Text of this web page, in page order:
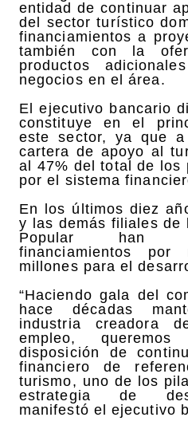
entidad de continuar
del sector turístico
financiamientos a
también con la
productos
negocios en el área.
El ejecutivo bancario
constituye en el
este sector, ya que
cartera de apoyo al
al 47% del total de los
por el sistema
En los últimos diez
y las demás filiales de
Popular han
financiamientos por
millones para el
“Haciendo gala del
hace décadas
industria creadora
empleo,
disposición de
financiero de
turismo, uno de los
estrategia de
manifestó el ejecutivo